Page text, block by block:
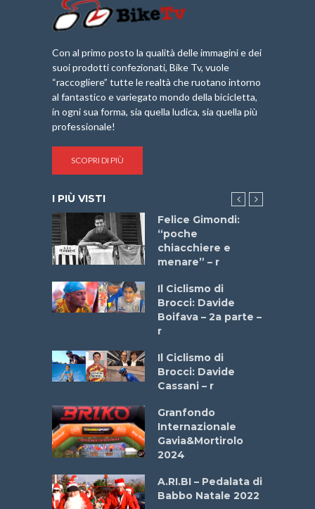
Con al primo posto la qualità delle immagini e dei
suoi prodotti confezionati, Bike Tv, vuole
“raccogliere” tutte le realtà che ruotano intorno
al fantastico e variegato mondo della bicicletta,
in ogni sua forma, sia quella ludica, sia quella più
professionale!
SCOPRI DI PIÙ
I PIÙ VISTI
Felice Gimondi:
“poche
chiacchiere e
menare” – r
Il Ciclismo di
Brocci: Davide
Boifava – 2a parte –
r
Il Ciclismo di
Brocci: Davide
Cassani – r
Granfondo
Internazionale
Gavia&Mortirolo
2024
A.RI.BI – Pedalata di
Babbo Natale 2022